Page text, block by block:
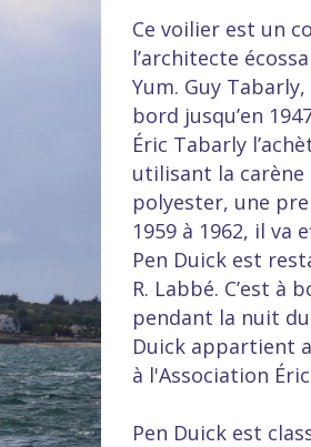
Ce voilier est un
l’architecte
Yum. Guy
bord jusqu’en
Éric Tabarly
utilisant la
polyester, une
1959 à 1962, il
Pen Duick est
R. Labbé. C’est à
pendant la nuit du
Duick appartient
à l'Association
Pen Duick est